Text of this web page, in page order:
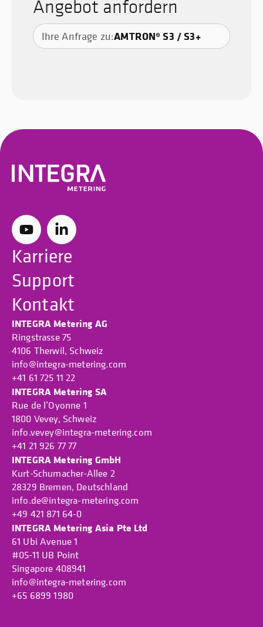
Angebot anfordern
Ihre Anfrage zu:AMTRON® S3 / S3+
Karriere
Support
Kontakt
INTEGRA Metering AG
Ringstrasse 75
4106 Therwil, Schweiz
info@integra-metering.com
+41 61 725 11 22
INTEGRA Metering SA
Rue de l’Oyonne 1
1800 Vevey, Schweiz
info.vevey@integra-metering.com
+41 21 926 77 77
INTEGRA Metering GmbH
Kurt-Schumacher-Allee 2
28329 Bremen, Deutschland
info.de@integra-metering.com
+49 421 871 64-0
INTEGRA Metering Asia Pte Ltd
61 Ubi Avenue 1
#05-11 UB Point
Singapore 408941
info@integra-metering.com
+65 6899 1980